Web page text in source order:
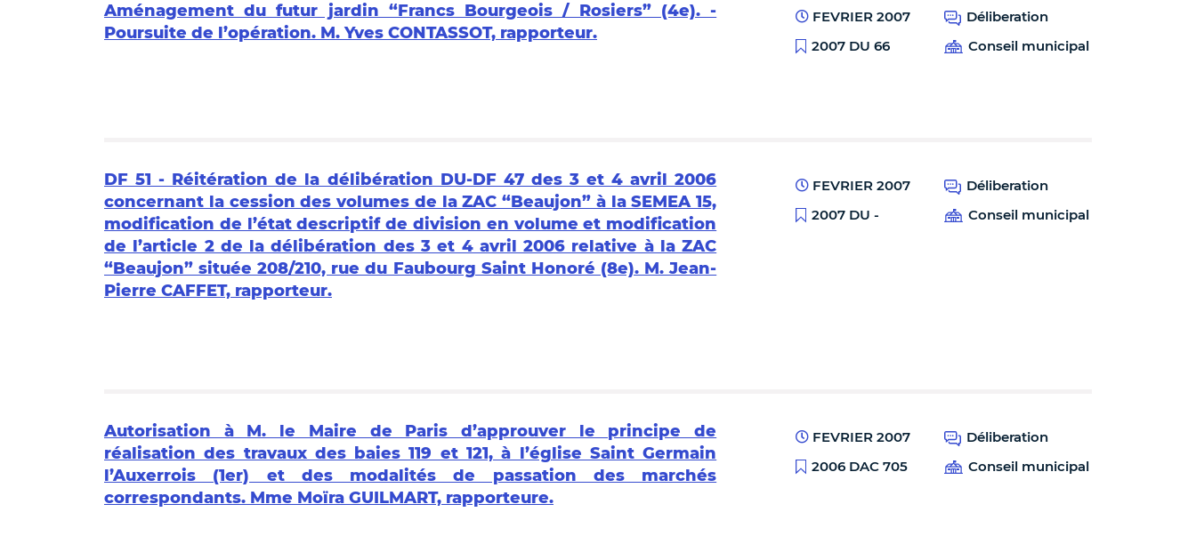
Aménagement du futur jardin “Francs Bourgeois / Rosiers” (4e). -
Poursuite de l’opération. M. Yves CONTASSOT, rapporteur.
FEVRIER 2007
Déliberation
2007 DU 66
Conseil municipal
DF 51 - Réitération de la délibération DU-DF 47 des 3 et 4 avril 2006
concernant la cession des volumes de la ZAC “Beaujon” à la SEMEA 15,
modification de l’état descriptif de division en volume et modification
de l’article 2 de la délibération des 3 et 4 avril 2006 relative à la ZAC
“Beaujon” située 208/210, rue du Faubourg Saint Honoré (8e). M. Jean-
Pierre CAFFET, rapporteur.
FEVRIER 2007
Déliberation
2007 DU -
Conseil municipal
Autorisation à M. le Maire de Paris d’approuver le principe de
réalisation des travaux des baies 119 et 121, à l’église Saint Germain
l’Auxerrois (1er) et des modalités de passation des marchés
correspondants. Mme Moïra GUILMART, rapporteure.
FEVRIER 2007
Déliberation
2006 DAC 705
Conseil municipal